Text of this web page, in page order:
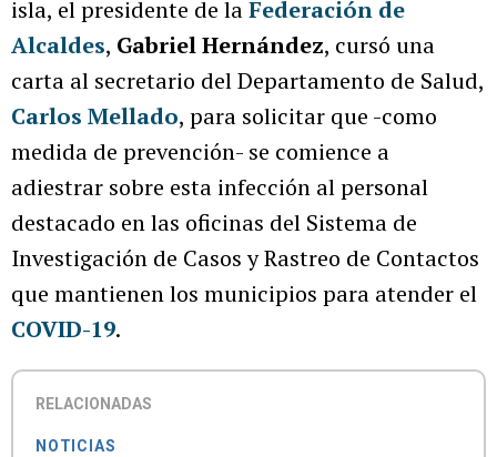
isla, el presidente de laFederación de
Alcaldes, Gabriel Hernández, cursó una
carta al secretario del Departamento de Salud,
Carlos Mellado, para solicitar que -como
medida de prevención- se comience a
adiestrar sobre esta infección al personal
destacado en las oficinas del Sistema de
Investigación de Casos y Rastreo de Contactos
que mantienen los municipios para atender el
COVID-19.
RELACIONADAS
NOTICIAS